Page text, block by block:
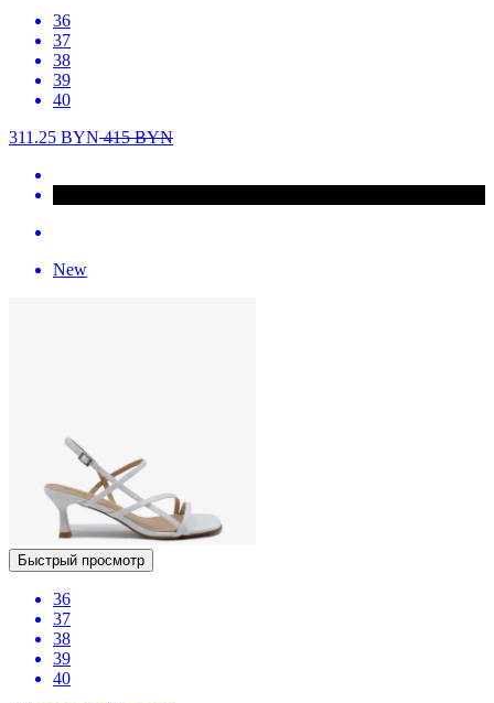
36
37
38
39
40
311.25 BYN415BYN
New
Быстрый просмотр
36
37
38
39
40